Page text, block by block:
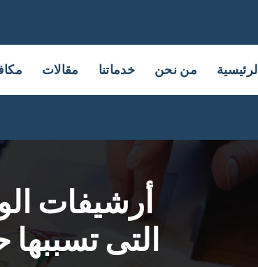
من نحن خدماتنا مقالات
أرشيفات
التى